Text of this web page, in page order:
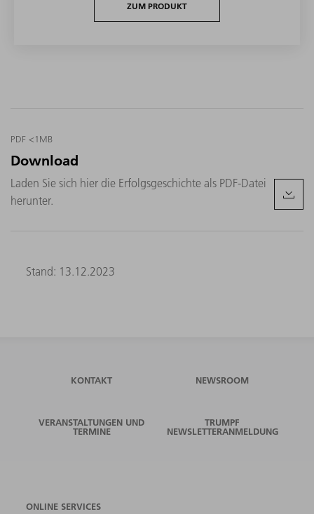
ZUM PRODUKT
PDF <1MB
Download
Laden Sie sich hier die Erfolgsgeschichte als PDF-Datei
herunter.
Stand: 13.12.2023
KONTAKT NEWSROOM
VERANSTALTUNGEN UND
TERMINE
TRUMPF
NEWSLETTERANMELDUNG
ONLINE SERVICES